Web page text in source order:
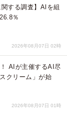
する調査】AIを組
％
2026年08月07日 02時
AIが主催するAI尽
クリーム」が始
2026年08月07日 01時